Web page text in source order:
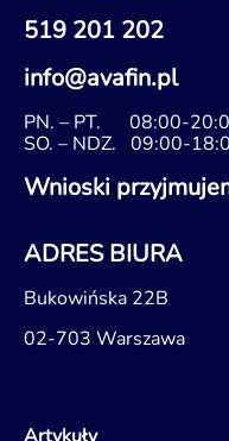
519 201 202
info@avafin.pl
PN. – PT. 08:00-
SO. – NDZ. 09:00-
Wnioski
ADRES BIURA
Bukowińska 22B
02-703 Warszawa